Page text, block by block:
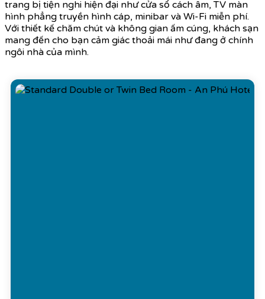
trang bị tiện nghi hiện đại như cửa sổ cách âm, TV màn
hình phẳng truyền hình cáp, minibar và Wi-Fi miễn phí.
Với thiết kế chăm chút và không gian ấm cúng, khách sạn
mang đến cho bạn cảm giác thoải mái như đang ở chính
ngôi nhà của mình.